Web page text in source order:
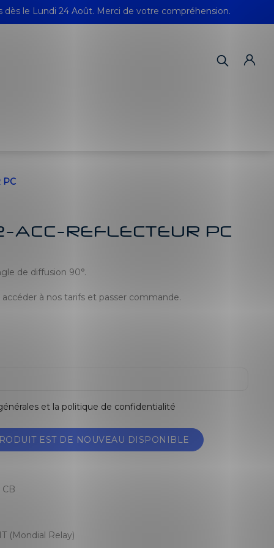
dès le Lundi 24 Août. Merci de votre compréhension.
PC
ACC-REFLECTEUR PC
de diffusion 90°.
à nos tarifs et passer commande.
et la politique de confidentialité
EST DE NOUVEAU DISPONIBLE
(Mondial Relay)